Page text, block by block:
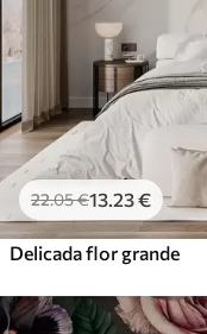
22.05€13 .23€
Delicada flor grande